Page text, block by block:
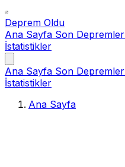
Deprem Oldu
Ana Sayfa Son Depremler
İstatistikler
Ana Sayfa Son Depremler
İstatistikler
Ana Sayfa